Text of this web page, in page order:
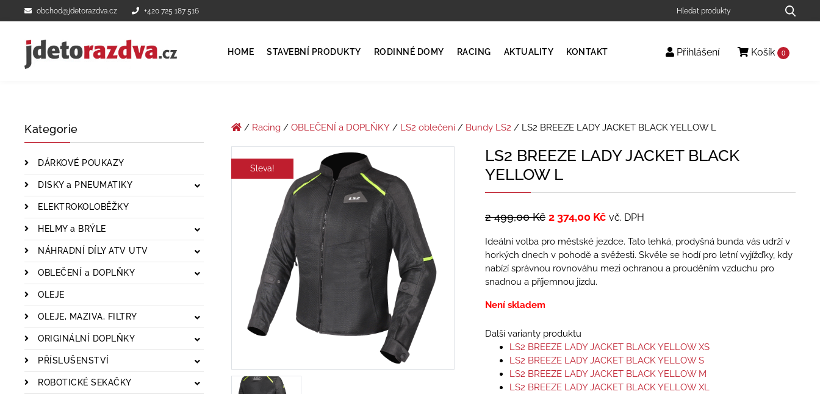
obchod@jdetorazdva.cz +420 725 187 516
HOME STAVEBNÍ PRODUKTY RODINNÉ DOMY RACING AKTUALITY KONTAKT Přihlášení Košík 0
Kategorie
DÁRKOVÉ POUKAZY
DISKY a PNEUMATIKY
ELEKTROKOLOBĚŽKY
HELMY a BRÝLE
NÁHRADNÍ DÍLY ATV UTV
OBLEČENÍ a DOPLŇKY
OLEJE
OLEJE, MAZIVA, FILTRY
ORIGINÁLNÍ DOPLŇKY
PŘÍSLUŠENSTVÍ
ROBOTICKÉ SEKAČKY
/ Racing/ OBLEČENÍ a DOPLŇKY/ LS2 oblečení/ Bundy LS2 / LS2 BREEZE LADY JACKET BLACK YELLOW L
Sleva!
LS2 BREEZE LADY JACKET BLACK
YELLOW L
2 499,00Kč 2 374,00 Kč vč. DPH
Ideální volba pro městské jezdce. Tato lehká, prodyšná bunda vás udrží v
horkých dnech v pohodě a svěžesti. Skvěle se hodí pro letní vyjížďky, kdy
nabízí správnou rovnováhu mezi ochranou a prouděním vzduchu pro
snadnou a příjemnou jízdu.
Není skladem
Další varianty produktu
LS2 BREEZE LADY JACKET BLACK YELLOW XS
LS2 BREEZE LADY JACKET BLACK YELLOW S
LS2 BREEZE LADY JACKET BLACK YELLOW M
LS2 BREEZE LADY JACKET BLACK YELLOW XL